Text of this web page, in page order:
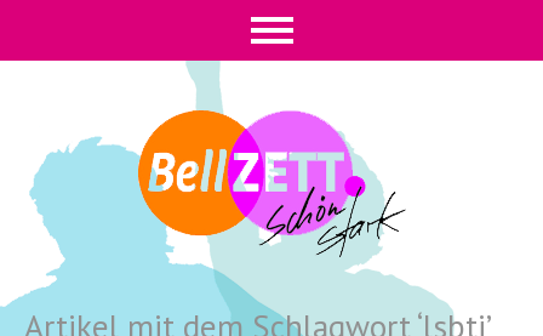
Artikel mit dem Schlagwort ‘lsbti’